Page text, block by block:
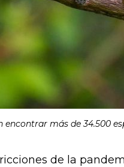
encontrar más de 34.500
de la